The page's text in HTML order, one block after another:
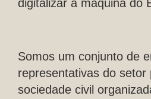
digitalizar a máquina do
Somos um conjunto de
representativas do setor
sociedade civil